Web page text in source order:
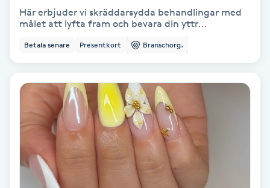
Nagelförlängning glasfiber
Nagelförlängning silke
Nagelklippning
Nagelsvamp
Nageltrång
Här erbjuder vi skräddarsydda behandlingar med
målet att lyfta fram och bevara din yttr...
Betala senare Presentkort Branschorg.